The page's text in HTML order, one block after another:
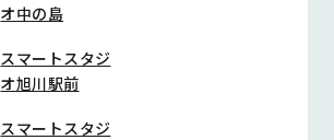
オ中の島
スマートスタジ
オ旭川駅前
スマートスタジ